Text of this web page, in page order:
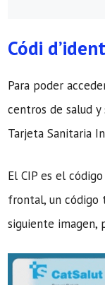
Códi
Para poder
centros de salud
Tarjeta Sanitaria
El CIP es el
frontal, un código
siguiente imagen,